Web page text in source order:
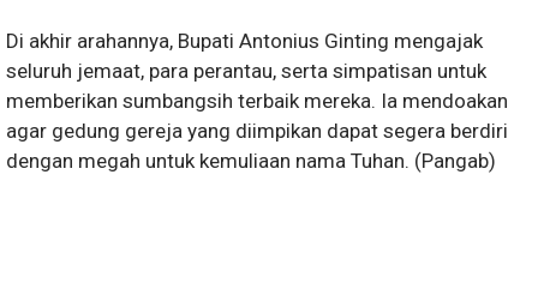
​Di akhir arahannya, Bupati Antonius Ginting mengajak
seluruh jemaat, para perantau, serta simpatisan untuk
memberikan sumbangsih terbaik mereka. Ia mendoakan
agar gedung gereja yang diimpikan dapat segera berdiri
dengan megah untuk kemuliaan nama Tuhan. (Pangab)